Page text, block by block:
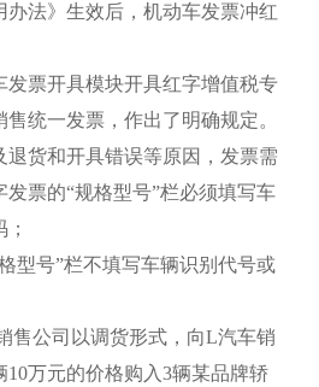
办法》生效后，机动车发票冲红
发票开具模块开具红字增值税专
统一发票，作出了明确规定。
退货和开具错误等原因，发票需
票的“规格型号”栏必须填写车
型号”栏不填写车辆识别代号或
售公司以调货形式，向L汽车销
万元的价格购入3辆某品牌轿